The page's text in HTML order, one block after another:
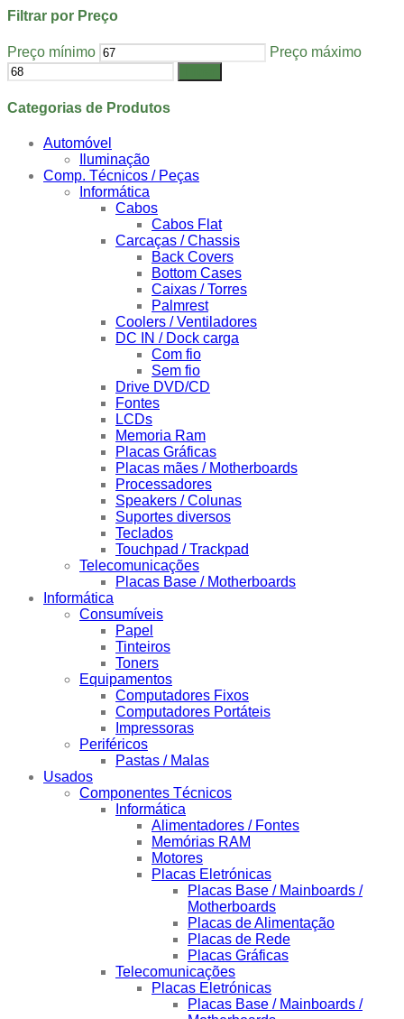
Filtrar por Preço
Preço mínimo Preço máximo
Categorias de Produtos
Automóvel
Iluminação
Comp. Técnicos / Peças
Informática
Cabos
Cabos Flat
Carcaças / Chassis
Back Covers
Bottom Cases
Caixas / Torres
Palmrest
Coolers / Ventiladores
DC IN / Dock carga
Com fio
Sem fio
Drive DVD/CD
Fontes
LCDs
Memoria Ram
Placas Gráficas
Placas mães / Motherboards
Processadores
Speakers / Colunas
Suportes diversos
Teclados
Touchpad / Trackpad
Telecomunicações
Placas Base / Motherboards
Informática
Consumíveis
Papel
Tinteiros
Toners
Equipamentos
Computadores Fixos
Computadores Portáteis
Impressoras
Periféricos
Pastas / Malas
Usados
Componentes Técnicos
Informática
Alimentadores / Fontes
Memórias RAM
Motores
Placas Eletrónicas
Placas Base / Mainboards /
Motherboards
Placas de Alimentação
Placas de Rede
Placas Gráficas
Telecomunicações
Placas Eletrónicas
Placas Base / Mainboards /